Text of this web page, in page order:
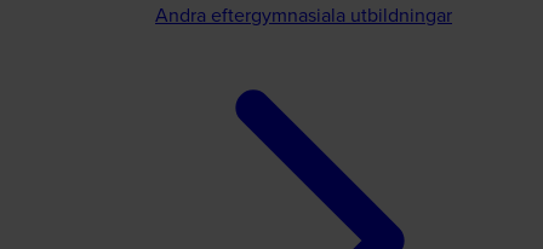
Andra eftergymnasiala utbildningar